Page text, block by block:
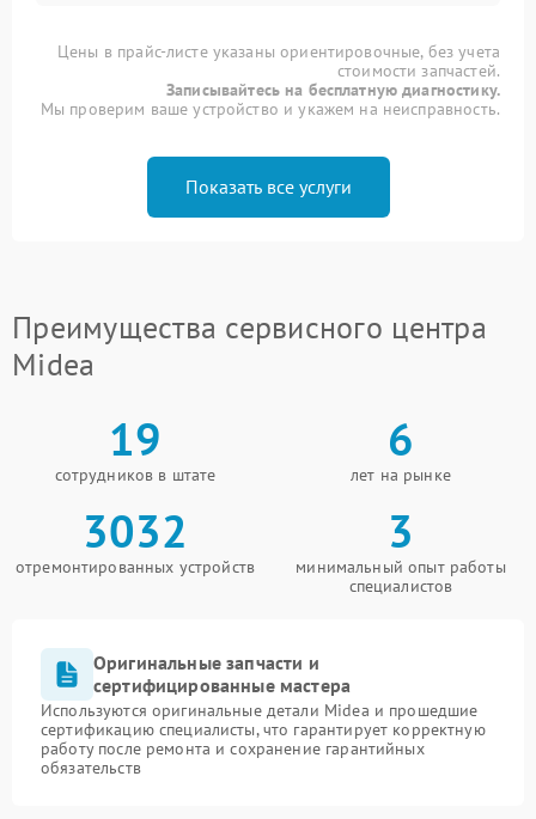
Цены в прайс-листе указаны ориентировочные, без учета
стоимости запчастей.
Записывайтесь на бесплатную диагностику.
Мы проверим ваше устройство и укажем на неисправность.
Показать все услуги
Преимущества сервисного центра
Midea
19
сотрудников в штате
6
лет на рынке
3032
отремонтированных устройств
3
минимальный опыт работы
специалистов
Оригинальные запчасти и
сертифицированные мастера
Используются оригинальные детали Midea и прошедшие
сертификацию специалисты, что гарантирует корректную
работу после ремонта и сохранение гарантийных
обязательств